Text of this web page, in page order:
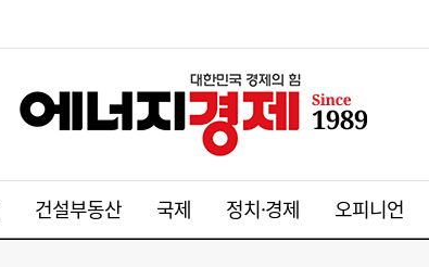
건설부동산 국제 정치·경제 오피니언